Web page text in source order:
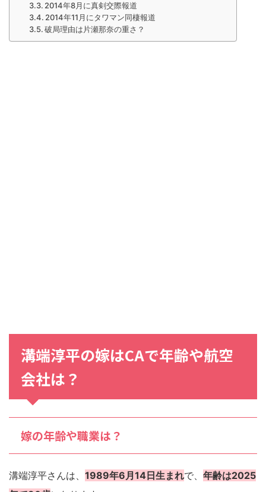
2014年8月に真剣交際報道
2014年11月にタワマン同棲報道
破局理由は片瀬那奈の重さ？
溝端淳平の嫁はCAで年齢や航空
会社は？
嫁の年齢や職業は？
溝端淳平さんは、 1989年6月14日生まれで、 年齢は2025